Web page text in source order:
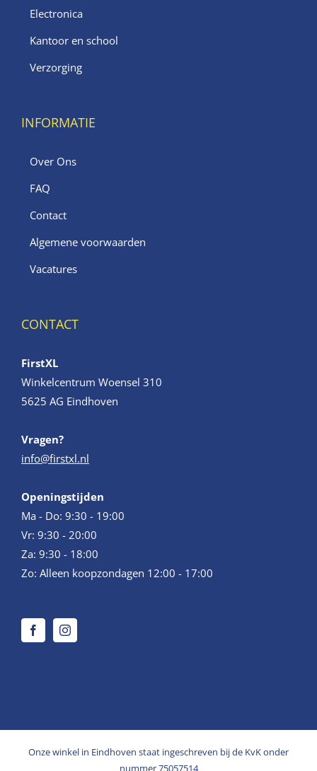
Electronica
Kantoor en school
Verzorging
INFORMATIE
Over Ons
FAQ
Contact
Algemene voorwaarden
Vacatures
CONTACT
FirstXL
Winkelcentrum Woensel 310
5625 AG Eindhoven
Vragen?
info@firstxl.nl
Openingstijden
Ma - Do: 9:30 - 19:00
Vr: 9:30 - 20:00
Za: 9:30 - 18:00
Zo: Alleen koopzondagen 12:00 - 17:00
Onze winkel in Eindhoven staat ingeschreven bij de KvK onder